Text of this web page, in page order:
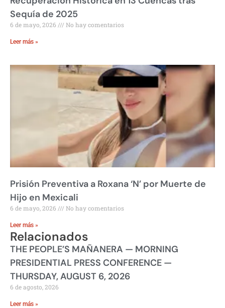
Sequía de 2025
6 de mayo, 2026 No hay comentarios
Leer más »
Prisión Preventiva a Roxana ‘N’ por Muerte de
Hijo en Mexicali
6 de mayo, 2026 No hay comentarios
Leer más »
Relacionados
THE PEOPLE’S MAÑANERA — MORNING
PRESIDENTIAL PRESS CONFERENCE —
THURSDAY, AUGUST 6, 2026
6 de agosto, 2026
Leer más »